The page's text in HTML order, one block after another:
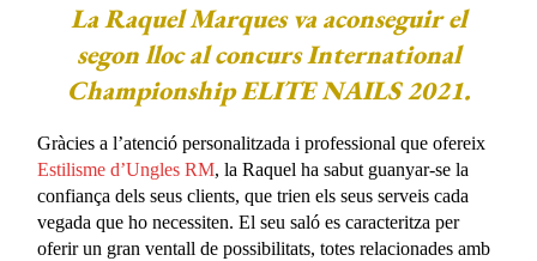
La Raquel Marques va aconseguir el
segon lloc al concurs International
Championship ELITE NAILS 2021.
Gràcies a l’atenció personalitzada i professional que ofereix
Estilisme d’Ungles RM, la Raquel ha sabut guanyar-se la
confiança dels seus clients, que trien els seus serveis cada
vegada que ho necessiten. El seu saló es caracteritza per
oferir un gran ventall de possibilitats, totes relacionades amb